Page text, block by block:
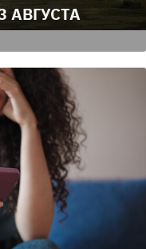
АВГУСТА